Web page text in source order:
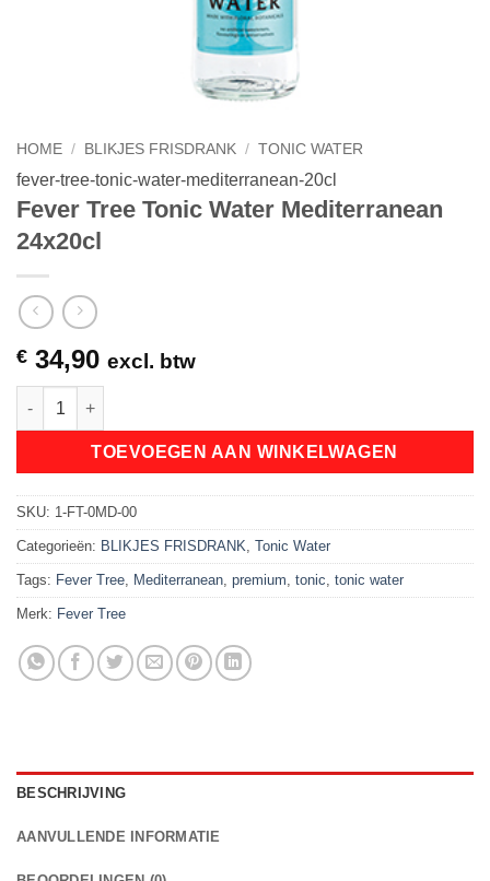
HOME / BLIKJES FRISDRANK / TONIC WATER
fever-tree-tonic-water-mediterranean-20cl
Fever Tree Tonic Water Mediterranean
24x20cl
€ 34,90 excl. btw
Fever Tree Tonic Water Mediterranean 24x20cl aantal
TOEVOEGEN AAN WINKELWAGEN
SKU: 1-FT-0MD-00
Categorieën: BLIKJES FRISDRANK, Tonic Water
Tags: Fever Tree, Mediterranean, premium, tonic, tonic water
Merk: Fever Tree
BESCHRIJVING
AANVULLENDE INFORMATIE